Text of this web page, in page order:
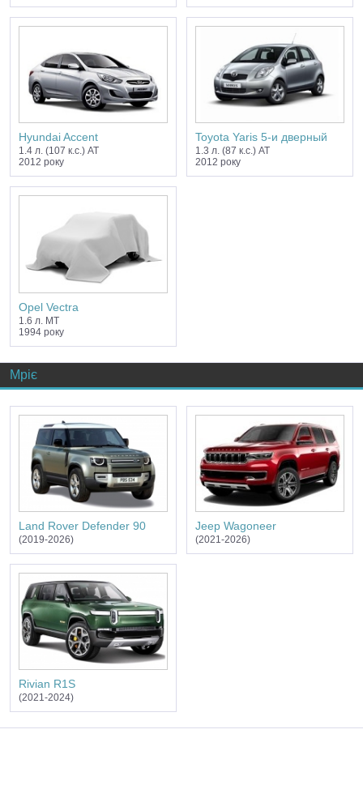
Hyundai Accent
1.4 л. (107 к.с.) AT
2012 року
Toyota Yaris 5-и дверный
1.3 л. (87 к.с.) AT
2012 року
Opel Vectra
1.6 л. MT
1994 року
Мріє
Land Rover Defender 90
(2019-2026)
Jeep Wagoneer
(2021-2026)
Rivian R1S
(2021-2024)